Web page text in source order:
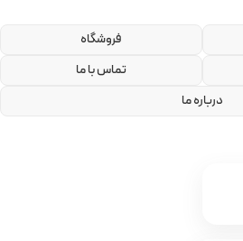
فروشگاه
تماس با ما
درباره ما